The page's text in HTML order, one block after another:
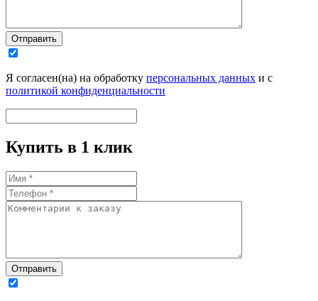
Отправить
Я согласен(на) на обработку персональных данных и с
политикой конфиденциальности
Купить в 1 клик
Отправить